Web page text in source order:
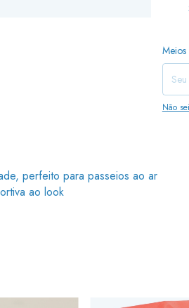
Não
perfeito para passeios ao ar
ao look